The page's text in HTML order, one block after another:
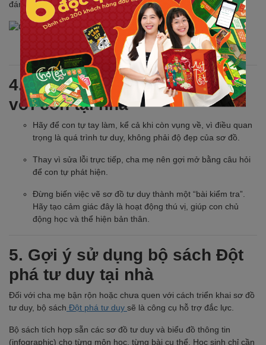
đánh giá mức độ hiểu bài của con.
4. Một số lưu ý khi đồng hành
với con tại nhà
Hãy để con tự tay làm, kể cả khi còn vụng về, vì điều quan
trọng là quá trình tư duy, không phải độ đẹp của sơ đồ.
Thay vì sửa lỗi trực tiếp, cha mẹ nên gợi mở bằng câu hỏi
để con tự phát hiện.
Đừng biến việc vẽ sơ đồ tư duy thành một “bài kiểm tra”.
Hãy tạo cảm giác đây là hoạt động thú vị, giúp con chủ
động học và thể hiện bản thân.
5. Gợi ý sử dụng bộ sách Đột
phá tư duy tại nhà
Đối với cha mẹ bận rộn hoặc chưa quen với cách triển khai sơ đồ
tư duy, bộ sách Đột phá tư duy sẽ là công cụ hỗ trợ đắc lực.
Bộ sách tích hợp sẵn các sơ đồ tư duy và biểu đồ thông tin
(infographic) cho từng môn học, từng bài cụ thể. Học sinh chỉ cần